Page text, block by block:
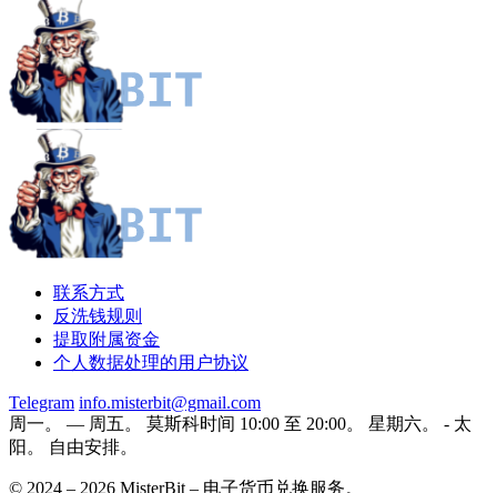
联系方式
反洗钱规则
提取附属资金
个人数据处理的用户协议
Telegram info.misterbit@gmail.com
周一。 — 周五。 莫斯科时间 10:00 至 20:00。 星期六。 - 太
阳。 自由安排。
© 2024 – 2026 MisterBit – 电子货币兑换服务。